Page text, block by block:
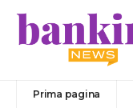
Prima pagina